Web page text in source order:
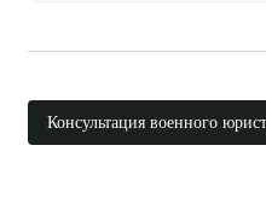
Консультация военного